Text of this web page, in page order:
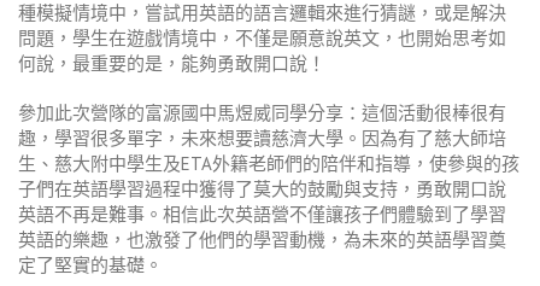
種模擬情境中，嘗試用英語的語言邏輯來進行猜謎，或是解決
問題，學生在遊戲情境中，不僅是願意說英文，也開始思考如
何說，最重要的是，能夠勇敢開口說！
參加此次營隊的富源國中馬煜威同學分享：這個活動很棒很有
趣，學習很多單字，未來想要讀慈濟大學。因為有了慈大師培
生、慈大附中學生及ETA外籍老師們的陪伴和指導，使參與的孩
子們在英語學習過程中獲得了莫大的鼓勵與支持，勇敢開口說
英語不再是難事。相信此次英語營不僅讓孩子們體驗到了學習
英語的樂趣，也激發了他們的學習動機，為未來的英語學習奠
定了堅實的基礎。